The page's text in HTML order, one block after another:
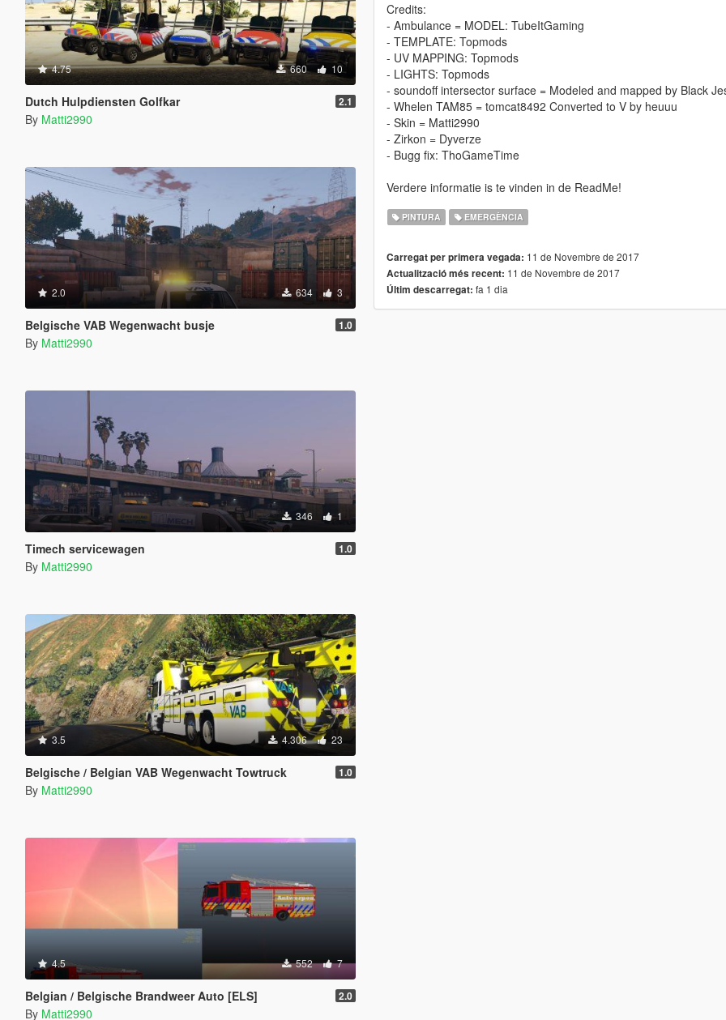
4.75 660 10
Dutch Hulpdiensten Golfkar 2.1
By Matti2990
2.0 634 3
Belgische VAB Wegenwacht busje 1.0
By Matti2990
346 1
Timech servicewagen 1.0
By Matti2990
3.5 4.306 23
Belgische / Belgian VAB Wegenwacht Towtruck 1.0
By Matti2990
4.5 552 7
Belgian / Belgische Brandweer Auto [ELS] 2.0
By Matti2990
Credits:
- Ambulance = MODEL: TubeItGaming
- TEMPLATE: Topmods
- UV MAPPING: Topmods
- LIGHTS: Topmods
- soundoff intersector surface = Modeled and mapped by Black
- Whelen TAM85 = tomcat8492 Converted to V by heuuu
- Skin = Matti2990
- Zirkon = Dyverze
- Bugg fix: ThoGameTime
Verdere informatie is te vinden in de ReadMe!
PINTURA EMERGÈNCIA
Carregat per primera vegada: 11 de Novembre de 2017
Actualització més recent: 11 de Novembre de 2017
Últim descarregat: fa 1 dia